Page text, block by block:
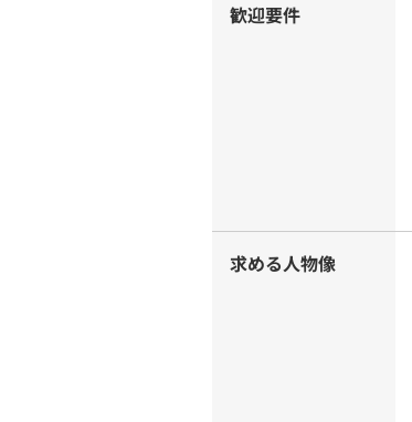
歓迎要件
求める人物像